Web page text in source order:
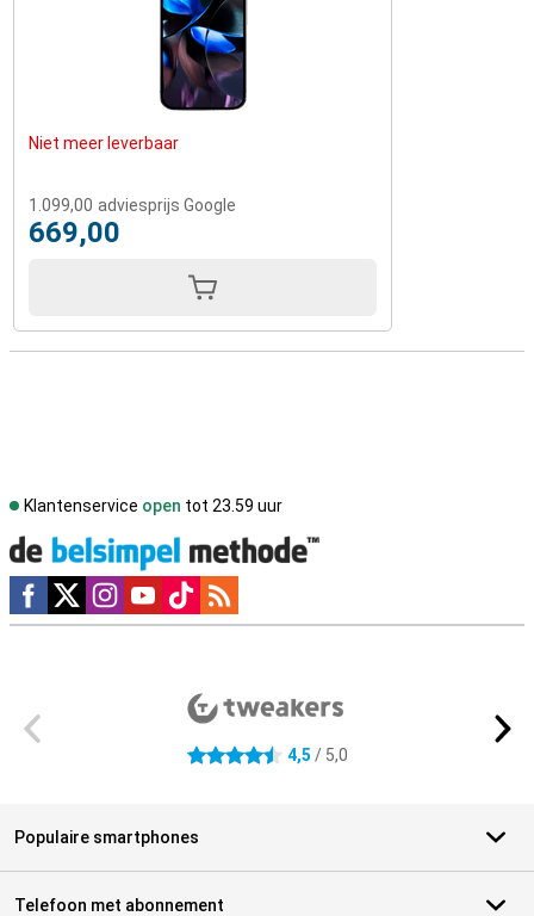
Niet meer leverbaar
1.099,00 adviesprijs Google
669,00
Klantenservice open tot 23.59 uur
Social media
4.5 sterren 4,5 / 5,0
Populaire smartphones
Telefoon met abonnement